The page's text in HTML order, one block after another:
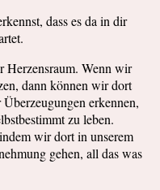
dass es da in dir
Herzensraum. Wenn wir
dann können wir dort
erkennen,
zu leben.
wir dort in unserem
gehen, all das was